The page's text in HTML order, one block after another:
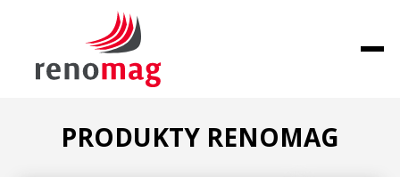
PRODUKTY RENOMAG